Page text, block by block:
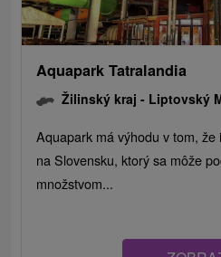
Aquapark Tatralandia
Žilinský kraj - Liptovský
Aquapark má výhodu v tom,
na Slovensku, ktorý sa môže
množstvom...